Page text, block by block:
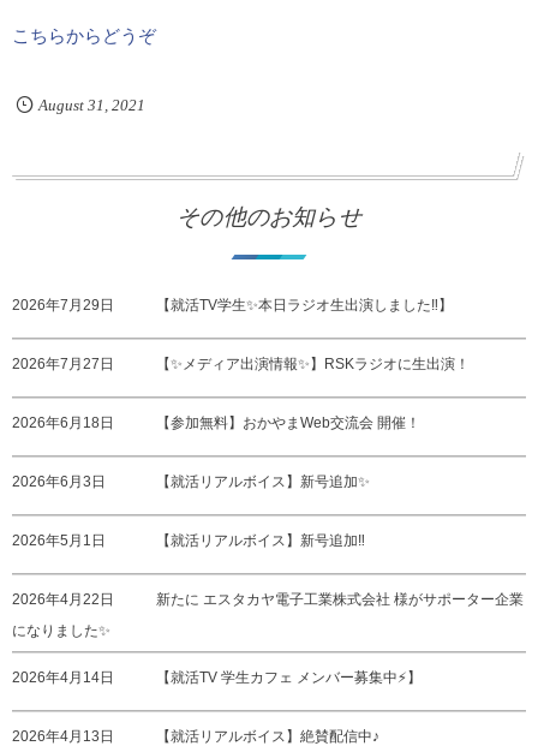
こちらからどうぞ
August 31 2021
その他のお知らせ
2026年7月29日 【就活TV学生✨本日ラジオ生出演しました‼️】
2026年7月27日 【✨メディア出演情報✨】RSKラジオに生出演！
2026年6月18日 【参加無料】おかやまWeb交流会 開催！
2026年6月3日 【就活リアルボイス】新号追加✨
2026年5月1日 【就活リアルボイス】新号追加‼️
2026年4月22日
新たに エスタカヤ電子工業株式会社 様がサポーター企業
になりました✨
2026年4月14日 【就活TV 学生カフェ メンバー募集中⚡️】
2026年4月13日 【就活リアルボイス】絶賛配信中♪